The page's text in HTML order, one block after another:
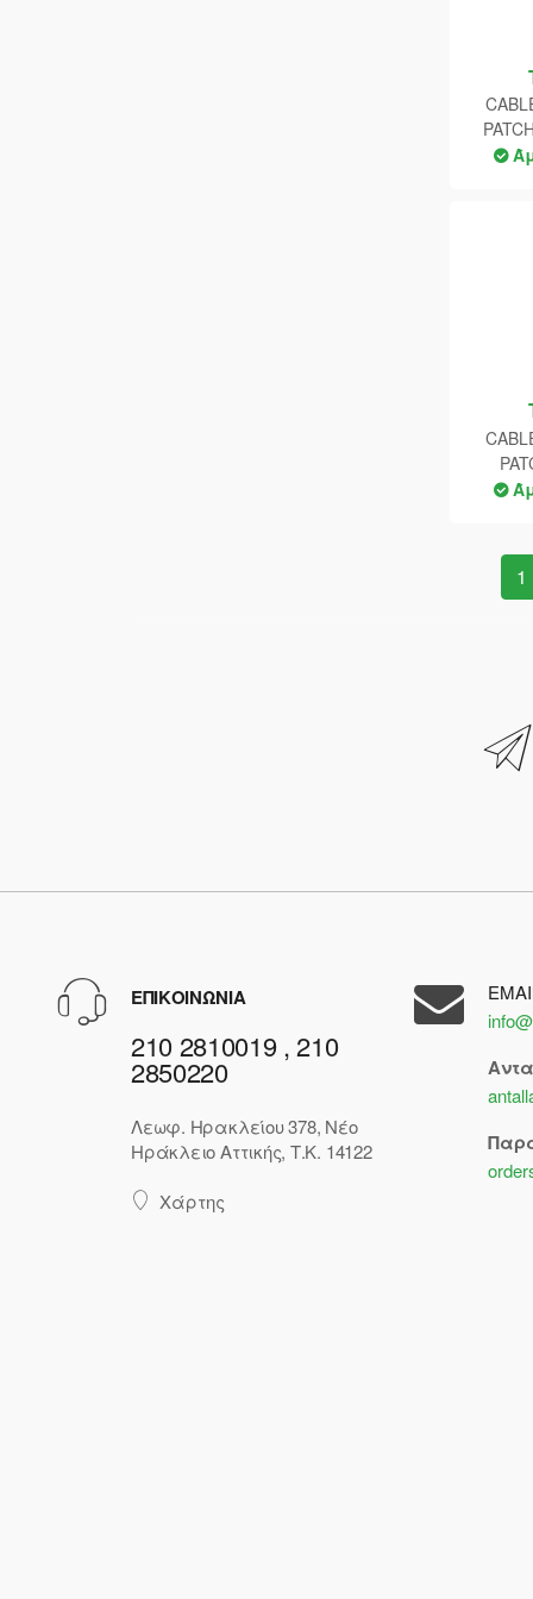
1
ΕΠΙΚΟΙΝΩΝΙΑ
210 2810019 , 210
2850220
Λεωφ. Ηρακλείου 378, Νέο
Ηράκλειο Αττικής, Τ.Κ. 14122
Χάρτης